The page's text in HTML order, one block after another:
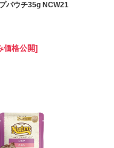
パウチ35g NCW21
価格公開]